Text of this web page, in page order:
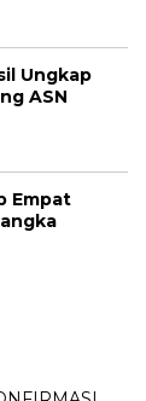
Ungkap
ASN
Empat